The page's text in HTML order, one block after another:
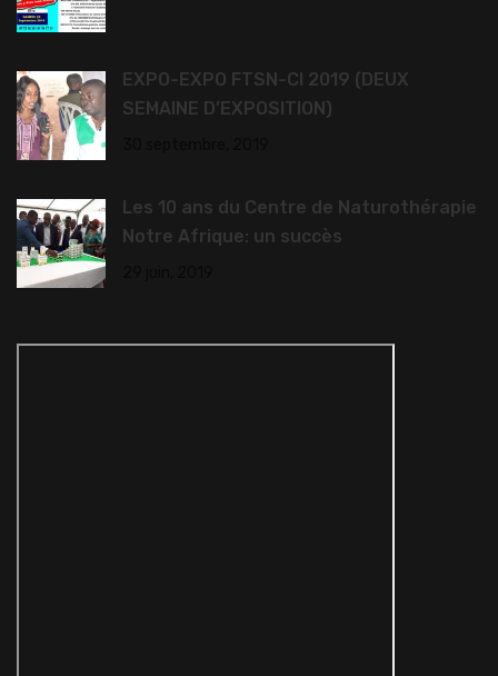
EXPO-EXPO FTSN-CI 2019 (DEUX
SEMAINE D’EXPOSITION)
Les 10 ans du Centre de Naturothérapie
Notre Afrique: un succès